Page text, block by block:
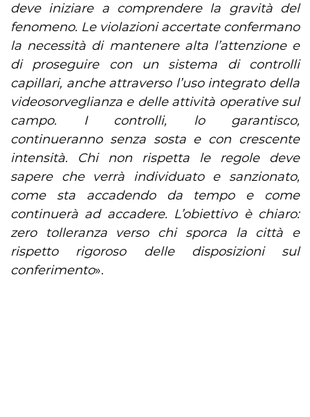
deve iniziare a comprendere la gravità del
fenomeno. Le violazioni accertate confermano
la necessità di mantenere alta l’attenzione e
di proseguire con un sistema di controlli
capillari, anche attraverso l’uso integrato della
videosorveglianza e delle attività operative sul
campo. I controlli, lo garantisco,
continueranno senza sosta e con crescente
intensità. Chi non rispetta le regole deve
sapere che verrà individuato e sanzionato,
come sta accadendo da tempo e come
continuerà ad accadere. L’obiettivo è chiaro:
zero tolleranza verso chi sporca la città e
rispetto rigoroso delle disposizioni sul
conferimento».